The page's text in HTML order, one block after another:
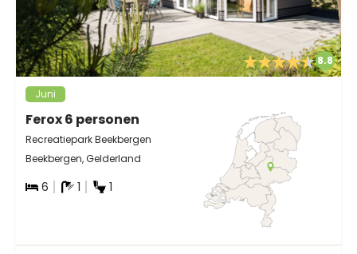
8.8
Juni
Ferox 6 personen
Recreatiepark Beekbergen
Beekbergen, Gelderland
6 1 1